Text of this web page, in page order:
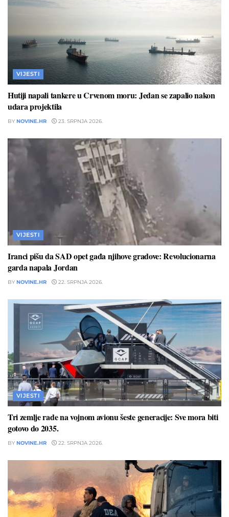
VIJESTI
Hutiji napali tankere u Crvenom moru: Jedan se zapalio nakon
udara projektila
BY NOVINE.HR 23. SRPNJA 2026.
VIJESTI
Iranci pišu da SAD opet gađa njihove gradove: Revolucionarna
garda napala Jordan
BY NOVINE.HR 22. SRPNJA 2026.
VIJESTI
Tri zemlje rade na vojnom avionu šeste generacije: Sve mora biti
gotovo do 2035.
BY NOVINE.HR 22. SRPNJA 2026.